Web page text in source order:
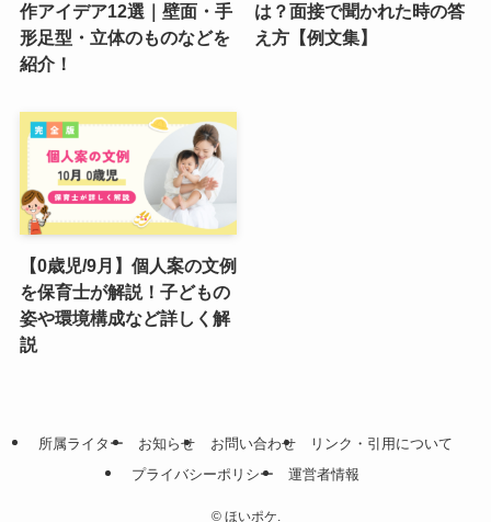
作アイデア12選｜壁面・手
形足型・立体のものなどを
紹介！
は？面接で聞かれた時の答
え方【例文集】
【0歳児/9月】個人案の文例
を保育士が解説！子どもの
姿や環境構成など詳しく解
説
所属ライター お知らせ お問い合わせ
リンク・引用について
プライバシーポリシー
運営者情報
©ほいポケ.